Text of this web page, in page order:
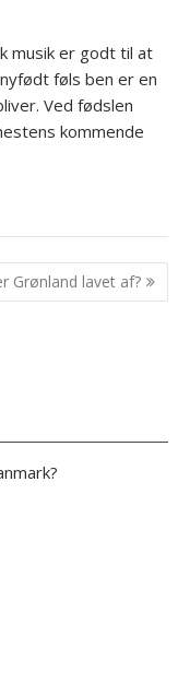
musik er godt til at
føls ben er en
Ved fødslen
kommende
Grønland lavet af?